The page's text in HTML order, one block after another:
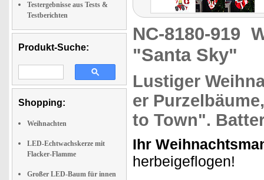
Testergebnisse aus Tests &
Testberichten
Produkt-Suche:
Shopping:
Weihnachten
LED-Echtwachskerze mit
Flacker-Flamme
Großer LED-Baum für innen
NC-8180-919
"Santa Sky"
Lustiger
er Purzelbäume,
to Town".
Ihr
herbeigeflogen!